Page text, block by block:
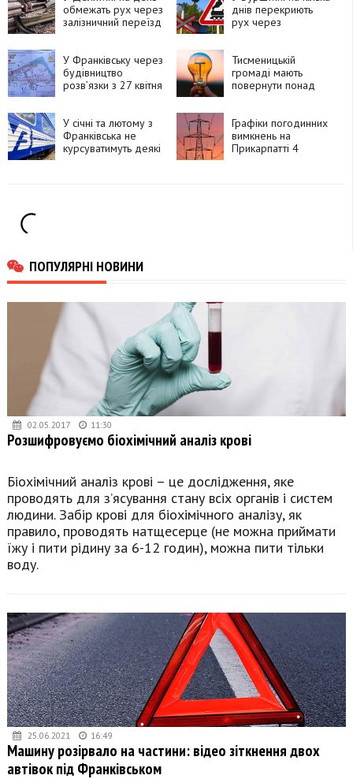
обмежать рух через
залізничний переїзд
днів перекриють
рух через
У Франківську через
будівництво
розв’язки з 27 квітня
Тисменицькій
громаді мають
повернути понад
У січні та лютому з
Франківська не
курсуватимуть деякі
Графіки погодинних
вимкнень на
Прикарпатті 4
ПОПУЛЯРНІ НОВИНИ
02.05.2017 11:30
Розшифровуємо біохімічний аналіз крові
Біохімічний аналіз крові – це дослідження, яке
проводять для з’ясування стану всіх органів і систем
людини. Забір крові для біохімічного аналізу, як
правило, проводять натщесерце (не можна приймати
їжу і пити рідину за 6-12 годин), можна пити тільки
воду.
25.06.2021 16:49
Машину розірвало на частини: відео зіткнення двох
автівок під Франківськом